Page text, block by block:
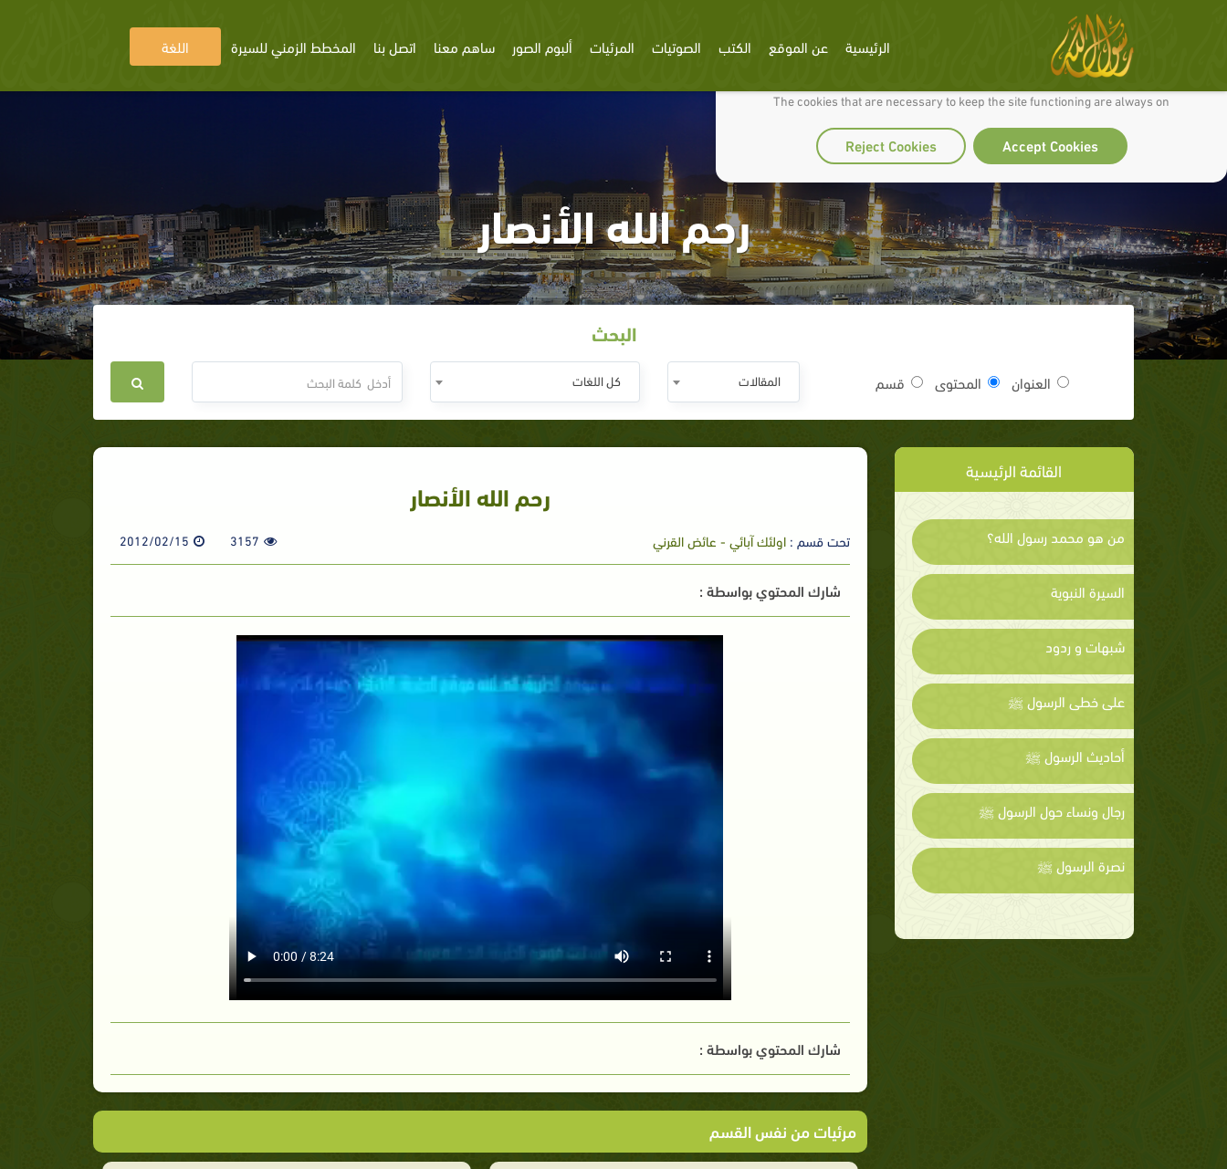
We use cookies to make our site work well for you and so we can continually improve it.
The cookies that are necessary to keep the site functioning are always on
Accept Cookies
Reject Cookies
الرئيسية عن الموقع الكتب الصوتيات المرئيات ألبوم الصور ساهم معنا اتصل بنا المخطط الزمني للسيرة اللغة
رحم الله الأنصار
البحث
العنوان المحتوى قسم المقالات كل اللغات
القائمة الرئيسية
من هو محمد رسول الله؟
السيرة النبوية
شبهات و ردود
على خطى الرسول ﷺ
أحاديث الرسول ﷺ
رجال ونساء حول الرسول ﷺ
نصرة الرسول ﷺ
رحم الله الأنصار
تحت قسم :اولئك آبائي - عائض القرني 3157
2012/02/15
شارك المحتوي بواسطة :
شارك المحتوي بواسطة :
مرئيات من نفس القسم